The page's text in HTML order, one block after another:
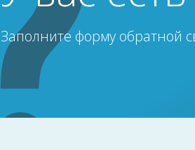
Заполните форму обратной